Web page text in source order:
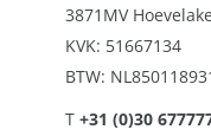
3871MV
KVK: 51667134
BTW:
T +31 (0)30